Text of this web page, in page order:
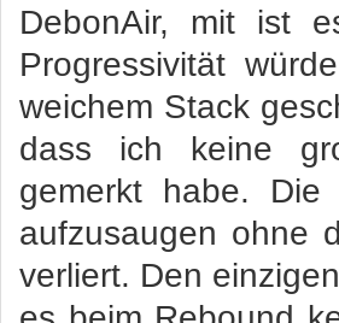
DebonAir, mit ist
Progressivität
weichem Stack
dass ich keine
gemerkt habe. Die
aufzusaugen ohne
verliert. Den